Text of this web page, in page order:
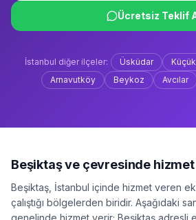
Ücretsiz Teklif
İstanbul diğer ilçeler: Üsküdar
Arnavutköy
Beykoz Avcılar
Beşiktaşve çevresinde hizmet
Beşiktaş İstanbul içinde hizmet veren
çalıştığı bölgelerden biridir. Aşağıdaki
genelinde hizmet verir; Beşiktaş adresli